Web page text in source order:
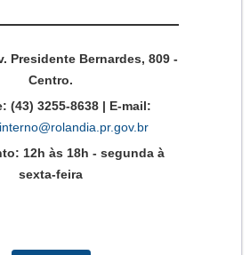
Presidente Bernardes, 809 -
Centro.
(43) 3255-8638 | E-mail:
12h às 18h - segunda à
sexta-feira